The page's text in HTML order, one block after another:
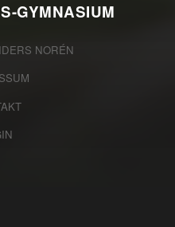
GYMNASIUM
NORÉN